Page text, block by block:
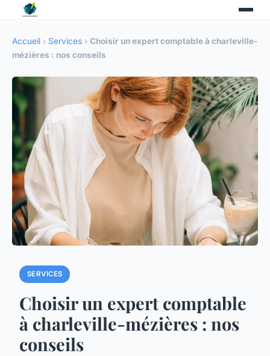
Accueil › Services › Choisir un expert comptable à charleville-
mézières : nos conseils
SERVICES
Choisir un expert comptable
à charleville-mézières : nos
conseils